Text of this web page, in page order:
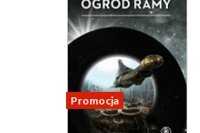
Promocja